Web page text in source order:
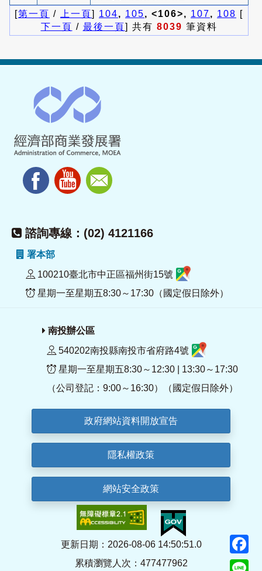
[第一頁 / 上一頁] 104, 105, <106>, 107, 108 [
下一頁 / 最後一頁] 共有 8039 筆資料
諮詢專線：(02) 4121166
署本部
100210臺北市中正區福州街15號
星期一至星期五8:30～17:30（國定假日除外）
南投辦公區
540202南投縣南投市省府路4號
星期一至星期五8:30～12:30 | 13:30～17:30
（公司登記：9:00～16:30）（國定假日除外）
政府網站資料開放宣告
隱私權政策
網站安全政策
更新日期：2026-08-06 14:50:51.0
累積瀏覽人次：477477962